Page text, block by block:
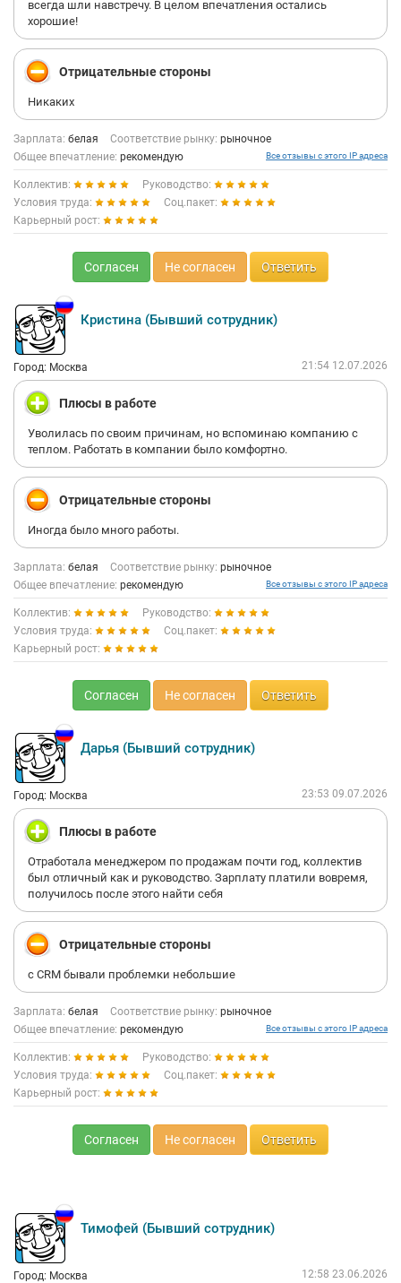
всегда шли навстречу. В целом впечатления остались
хорошие!
Отрицательные стороны
Никаких
Зарплата: белая Соответствие рынку: рыночное
Общее впечатление: рекомендую Все отзывы с этого IP адреса
Коллектив:
Руководство:
Условия труда:
Соц.пакет:
Карьерный рост:
Согласен Не согласен Ответить
Кристина (Бывший сотрудник)
Город: Москва 21:54 12.07.2026
Плюсы в работе
Уволилась по своим причинам, но вспоминаю компанию с
теплом. Работать в компании было комфортно.
Отрицательные стороны
Иногда было много работы.
Зарплата: белая Соответствие рынку: рыночное
Общее впечатление: рекомендую Все отзывы с этого IP адреса
Коллектив:
Руководство:
Условия труда:
Соц.пакет:
Карьерный рост:
Согласен Не согласен Ответить
Дарья (Бывший сотрудник)
Город: Москва 23:53 09.07.2026
Плюсы в работе
Отработала менеджером по продажам почти год, коллектив
был отличный как и руководство. Зарплату платили вовремя,
получилось после этого найти себя
Отрицательные стороны
с CRM бывали проблемки небольшие
Зарплата: белая Соответствие рынку: рыночное
Общее впечатление: рекомендую Все отзывы с этого IP адреса
Коллектив:
Руководство:
Условия труда:
Соц.пакет:
Карьерный рост:
Согласен Не согласен Ответить
Тимофей (Бывший сотрудник)
Город: Москва 12:58 23.06.2026